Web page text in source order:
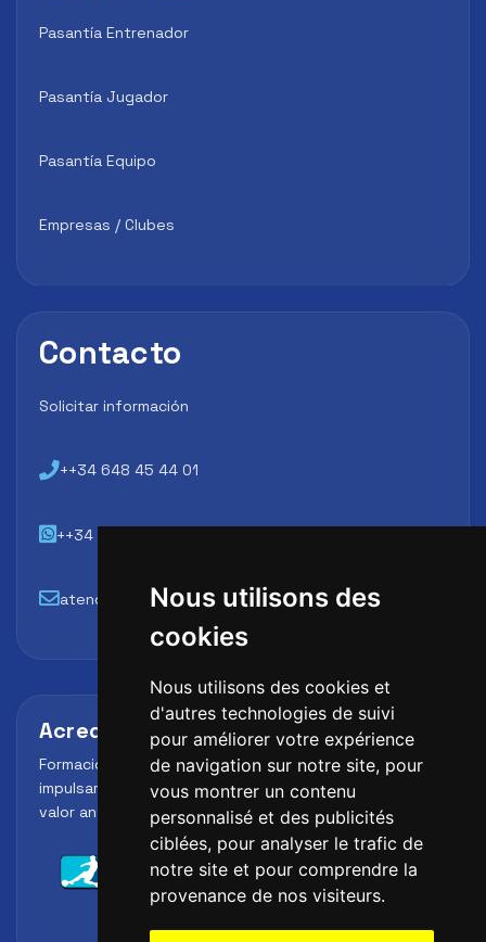
Nous utilisons des
cookies
Nous utilisons des cookies et
d'autres technologies de suivi
pour améliorer votre expérience
de navigation sur notre site, pour
vous montrer un contenu
personnalisé et des publicités
ciblées, pour analyser le trafic de
notre site et pour comprendre la
provenance de nos visiteurs.
Pasantía Entrenador
Pasantía Jugador
Pasantía Equipo
Empresas / Clubes
Contacto
Solicitar información
++34 648 45 44 01
++34 648 45 44 01
atencion@futbollab.com
Acreditaciones y alianzas
Formación, metodología y reconocimiento para
impulsar el perfil profesional del alumno y reforzar su
valor ante clubes, academias y entidades deportivas.